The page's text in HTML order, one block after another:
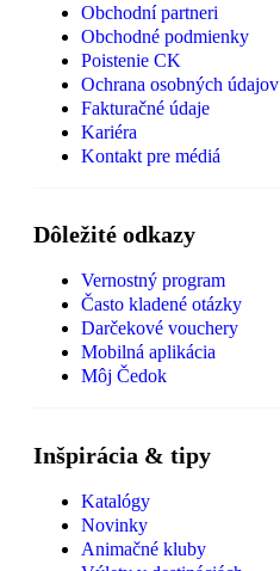
Obchodní partneri
Obchodné podmienky
Poistenie CK
Ochrana osobných údajov
Fakturačné údaje
Kariéra
Kontakt pre médiá
Dôležité odkazy
Vernostný program
Často kladené otázky
Darčekové vouchery
Mobilná aplikácia
Môj Čedok
Inšpirácia & tipy
Katalógy
Novinky
Animačné kluby